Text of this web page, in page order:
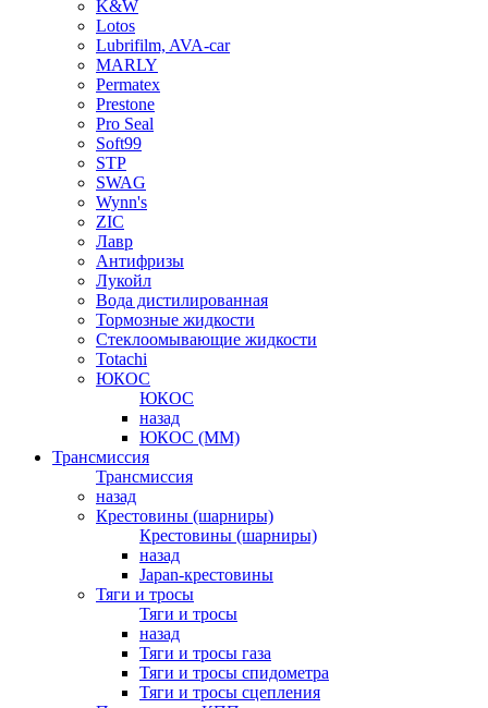
K&W
Lotos
Lubrifilm, AVA-car
MARLY
Permatex
Prestone
Pro Seal
Soft99
STP
SWAG
Wynn's
ZIC
Лавр
Антифризы
Лукойл
Вода дистилированная
Тормозные жидкости
Стеклоомывающие жидкости
Totachi
ЮКОС
ЮКОС
назад
ЮКОС (ММ)
Трансмиссия
Трансмиссия
назад
Крестовины (шарниры)
Крестовины (шарниры)
назад
Japan-крестовины
Тяги и тросы
Тяги и тросы
назад
Тяги и тросы газа
Тяги и тросы спидометра
Тяги и тросы сцепления